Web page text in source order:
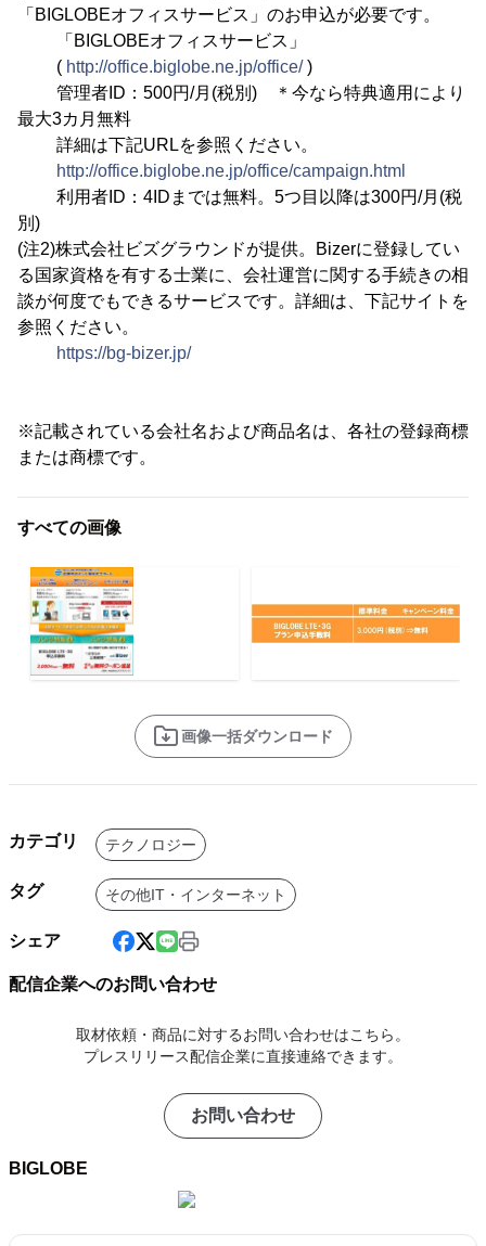
「BIGLOBEオフィスサービス」のお申込が必要です。
「BIGLOBEオフィスサービス」
( http://office.biglobe.ne.jp/office/)
管理者ID：500円/月(税別) ＊今なら特典適用により
最大3カ月無料
詳細は下記URLを参照ください。
http://office.biglobe.ne.jp/office/campaign.html
利用者ID：4IDまでは無料。5つ目以降は300円/月(税
別)
(注2)株式会社ビズグラウンドが提供。Bizerに登録してい
る国家資格を有する士業に、会社運営に関する手続きの相
談が何度でもできるサービスです。詳細は、下記サイトを
参照ください。
https://bg-bizer.jp/
※記載されている会社名および商品名は、各社の登録商標
または商標です。
すべての画像
画像一括ダウンロード
カテゴリ テクノロジー
タグ その他IT・インターネット
シェア
配信企業へのお問い合わせ
取材依頼・商品に対するお問い合わせはこちら。
プレスリリース配信企業に直接連絡できます。
お問い合わせ
BIGLOBE